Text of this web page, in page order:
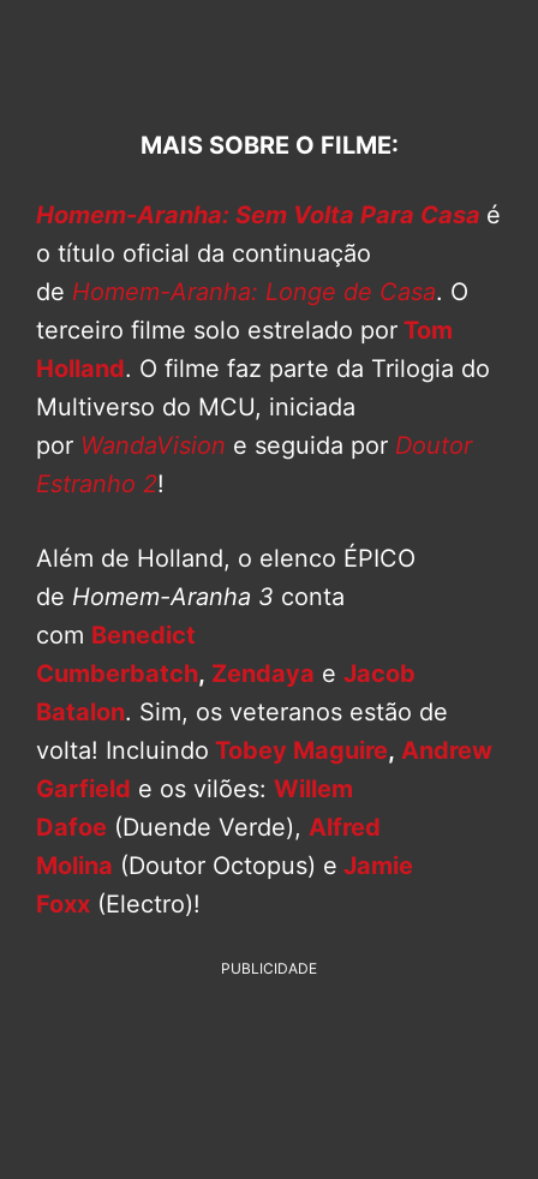
MAIS SOBRE O FILME:
Homem-Aranha: Sem Volta Para Casa é
o título oficial da continuação
de Homem-Aranha: Longe de Casa. O
terceiro filme solo estrelado por Tom
Holland. O filme faz parte da Trilogia do
Multiverso do MCU, iniciada
por WandaVision e seguida por Doutor
Estranho 2!
Além de Holland, o elenco ÉPICO
de Homem-Aranha 3 conta
com Benedict
Cumberbatch, Zendaya e Jacob
Batalon. Sim, os veteranos estão de
volta! Incluindo Tobey Maguire, Andrew
Garfield e os vilões: Willem
Dafoe (Duende Verde), Alfred
Molina (Doutor Octopus) e Jamie
Foxx (Electro)!
PUBLICIDADE